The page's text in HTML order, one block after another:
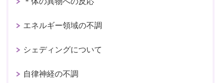
エネルギー領域の不調
シェディングについて
自律神経の不調